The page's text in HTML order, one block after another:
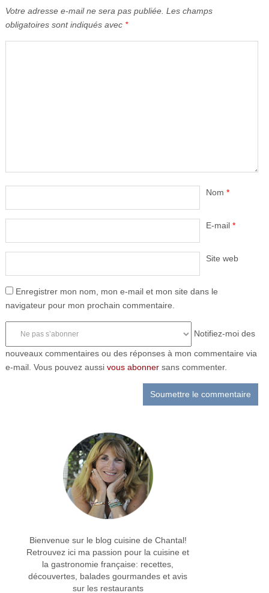
Votre adresse e-mail ne sera pas publiée. Les champs
obligatoires sont indiqués avec *
Nom *
E-mail *
Site web
Enregistrer mon nom, mon e-mail et mon site dans le
navigateur pour mon prochain commentaire.
Notifiez-moi des
nouveaux commentaires ou des réponses à mon commentaire via
e-mail. Vous pouvez aussi vous abonnersans commenter.
Bienvenue sur le blog cuisine de Chantal!
Retrouvez ici ma passion pour la cuisine et
la gastronomie française: recettes,
découvertes, balades gourmandes et avis
sur les restaurants